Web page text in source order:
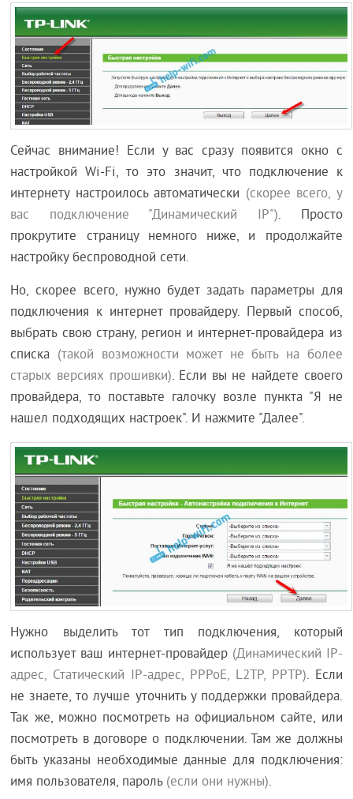
Сейчас внимание! Если у вас сразу появится окно с
настройкой Wi-Fi, то это значит, что подключение к
интернету настроилось автоматически (скорее всего, у
вас подключение "Динамический IP"). Просто
прокрутите страницу немного ниже, и продолжайте
настройку беспроводной сети.
Но, скорее всего, нужно будет задать параметры для
подключения к интернет провайдеру. Первый способ,
выбрать свою страну, регион и интернет-провайдера из
списка (такой возможности может не быть на более
старых версиях прошивки). Если вы не найдете своего
провайдера, то поставьте галочку возле пункта "Я не
нашел подходящих настроек". И нажмите "Далее".
Нужно выделить тот тип подключения, который
использует ваш интернет-провайдер (Динамический IP-
адрес, Статический IP-адрес, PPPoE, L2TP, PPTP). Если
не знаете, то лучше уточнить у поддержки провайдера.
Так же, можно посмотреть на официальном сайте, или
посмотреть в договоре о подключении. Там же должны
быть указаны необходимые данные для подключения:
имя пользователя, пароль (если они нужны).